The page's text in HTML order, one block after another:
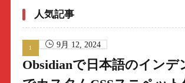
人気記事
9月 12, 2024
Obsidianで日本語のインデ